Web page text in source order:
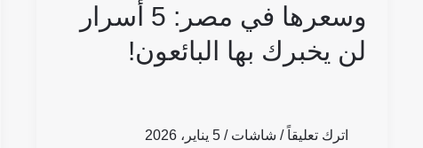
وسعرها في مصر: 5 أسرار
لن يخبرك بها البائعون!
اترك تعليقاً / شاشات / 5 يناير، 2026
أسرار
لن
البائعون!